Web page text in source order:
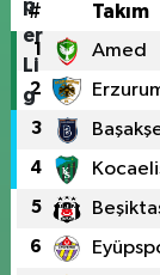
# Takım
1 Amed
2
3
4
5
6